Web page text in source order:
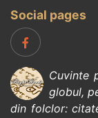
Social pages
Cuvinte
globul,
din folclor: